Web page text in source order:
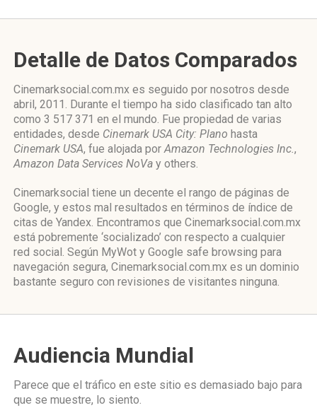
Detalle de Datos Comparados
Cinemarksocial.com.mx es seguido por nosotros desde
abril, 2011. Durante el tiempo ha sido clasificado tan alto
como 3 517 371 en el mundo. Fue propiedad de varias
entidades, desde Cinemark USA City: Plano hasta
Cinemark USA, fue alojada porAmazon Technologies Inc.,
Amazon Data Services NoVa y others.
Cinemarksocial tiene un decente el rango de páginas de
Google, y estos mal resultados en términos de índice de
citas de Yandex. Encontramos que Cinemarksocial.com.mx
está pobremente ‘socializado’ con respecto a cualquier
red social. Según MyWot y Google safe browsing para
navegación segura, Cinemarksocial.com.mx es un dominio
bastante seguro con revisiones de visitantes ninguna.
Audiencia Mundial
Parece que el tráfico en este sitio es demasiado bajo para
que se muestre, lo siento.